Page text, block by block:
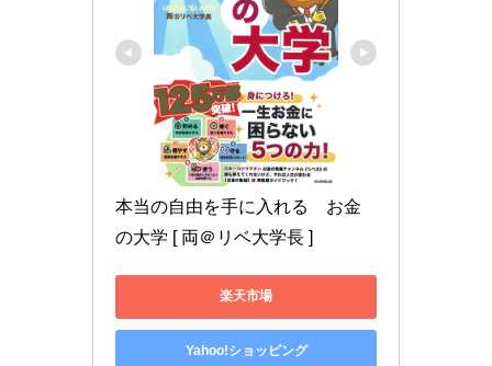
本当の自由を手に入れる　お金
の大学 [ 両＠リベ大学長 ]
楽天市場
Yahoo!ショッピング